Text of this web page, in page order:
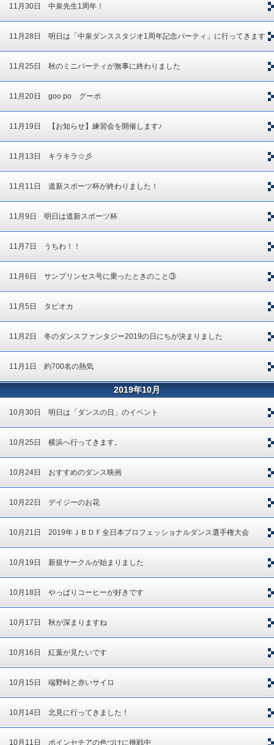
11月30日 中泉先生1周年！
11月28日 明日は「中泉ダンススタジオ1周年記念パーティ」に行ってきます
11月25日 秋のミニパーティが無事に終わりました
11月20日 goo po グーポ
11月19日 【お知らせ】練習会を開催します♪
11月13日 キラキラ☆彡
11月11日 道新スポーツ杯が終わりました！
11月9日 明日は道新スポーツ杯
11月7日 うちわ！！
11月6日 サンプリンセス号に乗ったときのこと③
11月5日 タピオカ
11月2日 冬のダンスファンタジー2019の日にちが決まりました
11月1日 約700名の熱気
2019年10月
10月30日 明日は「ダンスの日」のイベント
10月25日 横浜へ行ってきます。
10月24日 おすすめのダンス映画
10月22日 デイジーのお花
10月21日 2019年ＪＢＤＦ全日本プロフェッショナルダンス選手権大会
10月19日 新規サークルが始まりました
10月18日 やっぱりコーヒーが好きです
10月17日 秋が深まりますね
10月16日 紅葉が見たいです
10月15日 端野峠と赤いサイロ
10月14日 北見に行ってきました！
10月11日 ポインセチアの色づけに挑戦中